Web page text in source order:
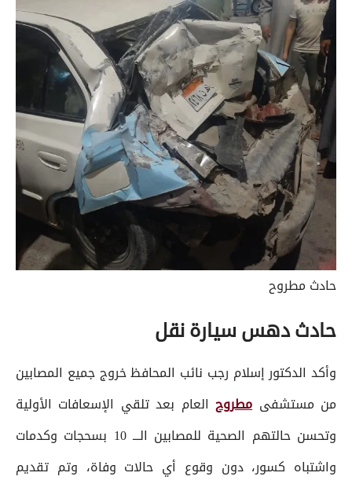
حادث مطروح
حادث دهس سيارة نقل
وأكد الدكتور إسلام رجب نائب المحافظ خروج جميع المصابين
من مستشفىمطروحالعام بعد تلقي الإسعافات الأولية
وتحسن حالتهم الصحية للمصابين الـــ 10 بسحجات وكدمات
واشتباه كسور، دون وقوع أي حالات وفاة، وتم تقديم